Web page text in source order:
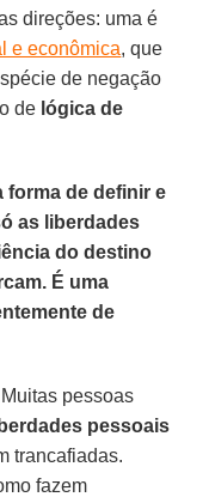
direções: uma é
e econômica, que
de negação
de lógica de
forma de definir e
as liberdades
do destino
É uma
de
pessoas
pessoais
trancafiadas.
fazem